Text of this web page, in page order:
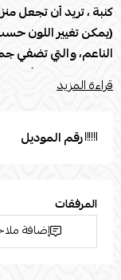
كنبة ، تريد أن تجعل
(يمكن تغيير اللون
الناعم، والتي تضفي
الكنبة لعدد من
التي تحب استضافة
هذه الكنبة الفاخرة
مواصفات كنبة :
العلامة التجارية: Modern Touch
الطول (سم) 250
قراءة المزيد
رقم الموديل
المرفقات
إضافة